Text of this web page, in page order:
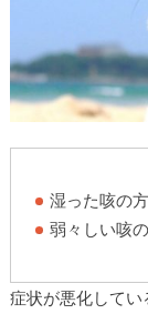
湿った咳の
弱々しい咳
症状が悪化してい